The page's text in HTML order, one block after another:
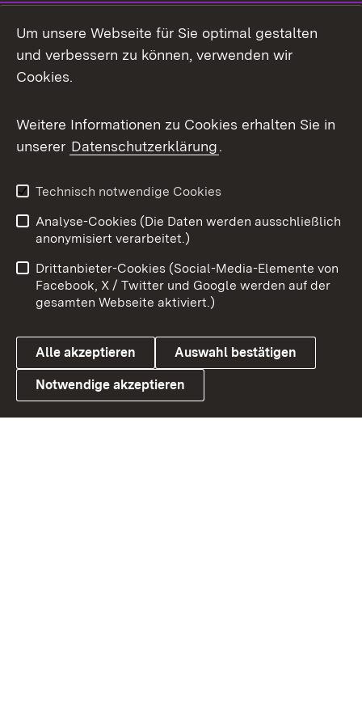
Facebook
X / Twitter
Youtube
Link zum Landesportal
Impressum
Kontakt
Barrierefreiheit
Datenschutz
Cookies
Um unsere Webseite für Sie optimal gestalten
und verbessern zu können, verwenden wir
Cookies.
Weitere Informationen zu Cookies erhalten Sie in
unserer Datenschutzerklärung.
Technisch notwendige Cookies
Analyse-Cookies (Die Daten werden ausschließlich
anonymisiert verarbeitet.)
Drittanbieter-Cookies (Social-Media-Elemente von
Facebook, X / Twitter und Google werden auf der
gesamten Webseite aktiviert.)
Alle akzeptieren Auswahl bestätigen
Notwendige akzeptieren